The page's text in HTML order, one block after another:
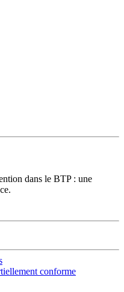
dans le BTP : une
conforme